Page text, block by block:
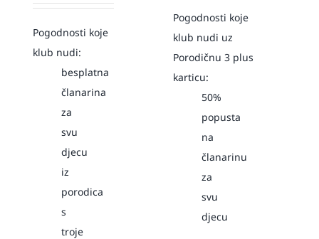
Pogodnosti koje
klub nudi:
besplatna
članarina
za
svu
djecu
iz
porodica
s
troje
Pogodnosti koje
klub nudi uz
Porodičnu 3 plus
karticu:
50%
popusta
na
članarinu
za
svu
djecu